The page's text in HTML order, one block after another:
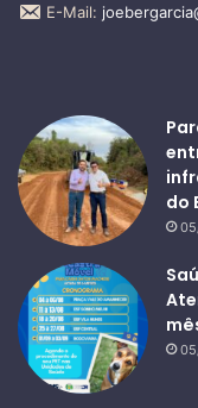
E-Mail:
do